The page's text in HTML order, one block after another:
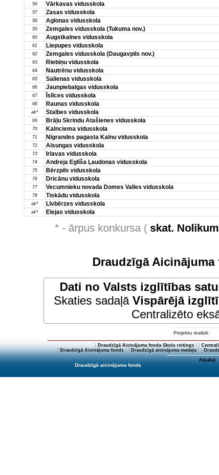
56 Vārkavas vidusskola
57 Zasas vidusskola
58 Aglonas vidusskola
59 Zemgales vidusskola (Tukuma nov.)
60 Augstkalnes vidusskola
61 Liepupes vidusskola
62 Zemgales vidusskola (Daugavpils nov.)
63 Riebiņu vidusskola
64 Nautrēnu vidusskola
65 Salienas vidusskola
66 Jaunpiebalgas vidusskola
67 Īslīces vidusskola
68 Raunas vidusskola
ak* Stalbes vidusskola
69 Brāļu Skrindu Atašienes vidusskola
70 Kalnciema vidusskola
71 Nīgrandes pagasta Kalnu vidusskola
72 Alsungas vidusskola
73 Irlavas vidusskola
74 Andreja Eglīša Ļaudonas vidusskola
75 Bērzpils vidusskola
76 Dricānu vidusskola
77 Vecumnieku novada Domes Valles vidusskola
78 Tiskādu vidusskola
ak* Līvbērzes vidusskola
ak* Elejas vidusskola
* - ārpus konkursa ( skat.
Draudzīgā
Dati no Valsts izglītības
Skaties sadaļā Vispārējā
Centralizēto
Projektu realizē:
[ Draudzīgā Aicinājuma fonda Skolu reitings] [
[Draudzīgā Aicinājuma fonds] [Draudzīgā aicinājuma medaļa] [
[Atpakaļ]
Draudzīgā aicinājuma fonds